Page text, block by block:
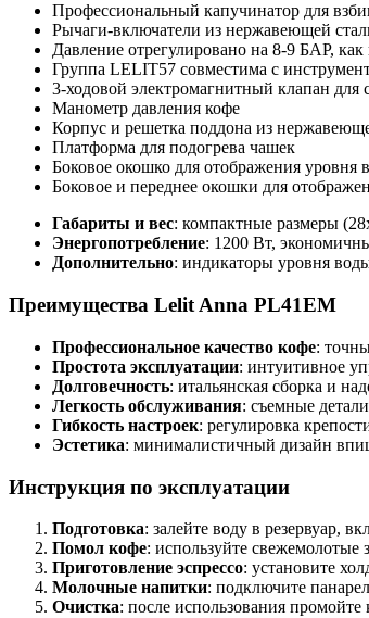
Профессиональный капучинатор для
Рычаги-включатели из нержавеющей
Давление отрегулировано на 8-9 БАР,
Группа LELIT57 совместима с
3-ходовой электромагнитный клапан для
Манометр давления кофе
Корпус и решетка поддона из
Платформа для подогрева чашек
Боковое окошко для отображения уровня
Боковое и переднее окошки для
Габариты и вес: компактные размеры
Энергопотребление: 1200 Вт,
Дополнительно: индикаторы уровня
Преимущества Lelit Anna PL41EM
Профессиональное качество кофе:
Простота эксплуатации: интуитивное
Долговечность: итальянская сборка и
Легкость обслуживания: съемные
Гибкость настроек: регулировка
Эстетика: минималистичный дизайн
Инструкция по эксплуатации
Подготовка: залейте воду в резервуар,
Помол кофе: используйте свежемолотые
Приготовление эспрессо: установите
Молочные напитки: подключите
Очистка: после использования